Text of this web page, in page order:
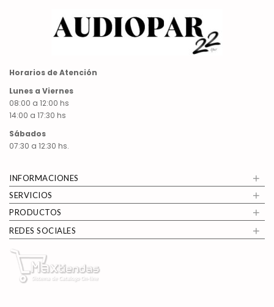
Horarios de Atención
Lunes a Viernes
08:00 a 12:00 hs
14:00 a 17:30 hs
Sábados
07:30 a 12:30 hs.
INFORMACIONES +
SERVICIOS +
PRODUCTOS +
REDES SOCIALES +